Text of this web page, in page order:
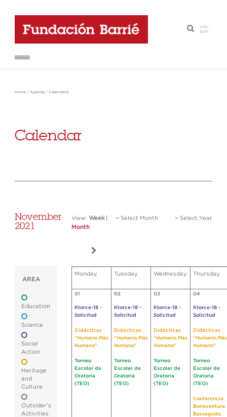
·
GAL-
ESP
Home / Agenda / Calendario
Calendar
November
2021
View: Week
Month
Select Month Select Year
AREA
Education
Science
Social
Action
Heritage
and
Culture
Outsider's
Activities
Monday Tuesday Wednesday Thursday
01
Ktorce-18 -
Solicitud
Didácticas
"Humano.Más
Humano"
Torneo
Escolar de
Oratoria
(TEO)
02
Ktorce-18 -
Solicitud
Didácticas
"Humano.Más
Humano"
Torneo
Escolar de
Oratoria
(TEO)
03
Ktorce-18 -
Solicitud
Didácticas
"Humano.Más
Humano"
Torneo
Escolar de
Oratoria
(TEO)
04
Ktorce-18 -
Solicitud
Didácticas
"Humano.Más
Humano"
Torneo
Escolar de
Oratoria
(TEO)
Conferencia
Bonaventura
Bassegoda